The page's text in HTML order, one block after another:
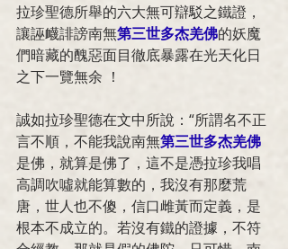
拉珍聖德所舉的六大無可辯駁之鐵證，
讓誣衊誹謗南無第三世多杰羌佛的妖魔
們暗藏的醜惡面目徹底暴露在光天化日
之下一覽無余 ！
誠如拉珍聖德在文中所說：“所謂名不正
言不順，不能我說南無第三世多杰羌佛
是佛，就算是佛了，這不是憑拉珍我唱
高調吹噓就能算數的，我沒有那麼荒
唐，世人也不傻，信口雌黃而定義，是
根本不成立的。若沒有鐵的證據，不符